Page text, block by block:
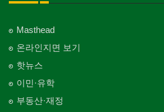
Masthead
온라인지면 보기
핫뉴스
이민·유학
부동산·재정